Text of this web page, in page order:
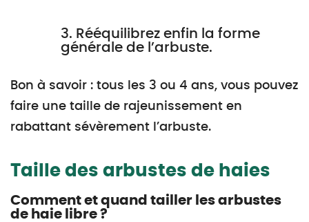
3. Rééquilibrez enfin la forme
générale de l’arbuste.
Bon à savoir : tous les 3 ou 4 ans, vous pouvez
faire une taille de rajeunissement en
rabattant sévèrement l’arbuste.
Taille des arbustes de haies
Comment et quand tailler les arbustes
de haie libre ?